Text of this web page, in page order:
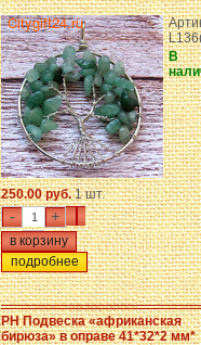
В
250.00 руб.1 шт.
- +
подробнее
PH Подвеска «африканская
бирюза» в оправе 41*32*2 мм*